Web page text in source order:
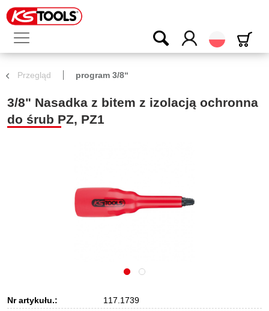
Polski
Przegląd program 3/8“
3/8" Nasadka z bitem z izolacją ochronna
do śrub PZ, PZ1
Nr artykułu.:
117.1739